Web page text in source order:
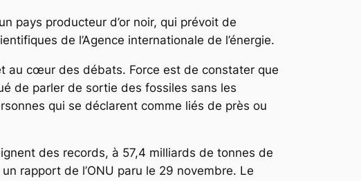
pays producteur d’or noir, qui prévoit de
de l’Agence internationale de l’énergie.
au cœur des débats. Force est de constater que
de parler de sortie des fossiles sans les
qui se déclarent comme liés de près ou
des records, à 57,4 milliards de tonnes de
rapport de l’ONU paru le 29 novembre. Le